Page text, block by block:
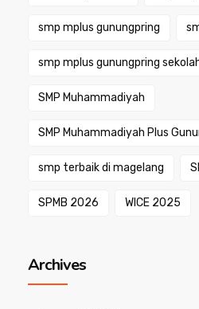
smp mplus gunungpring
smp mplus gunungpring
SMP Muhammadiyah
SMP Muhammadiyah Plus
smp terbaik di magelang
SPMB 2026 WICE 2025
Archives